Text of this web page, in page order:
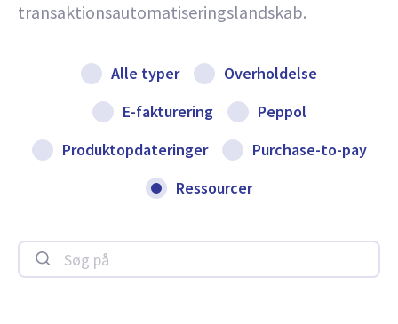
transaktionsautomatiseringslandskab.
Alle typer
Overholdelse
E-fakturering
Peppol
Produktopdateringer
Purchase-to-pay
Ressourcer
Søg på